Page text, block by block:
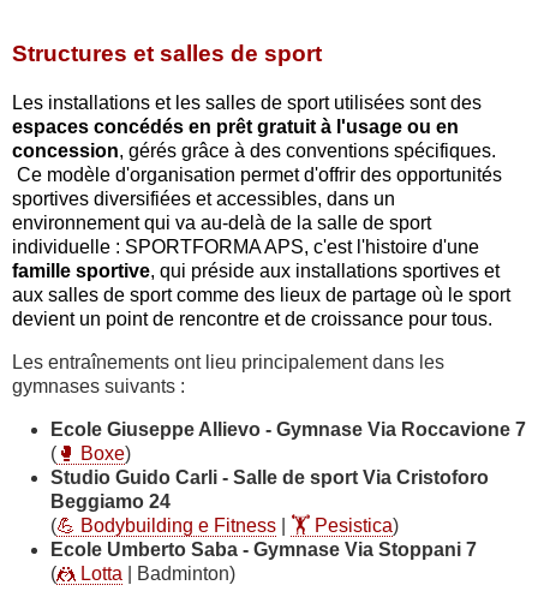
Structures et salles de sport
Les installations et les salles de sport utilisées sont des
espaces concédés en prêt gratuit à l'usage ou en
concession, gérés grâce à des conventions spécifiques.
Ce modèle d'organisation permet d'offrir des opportunités
sportives diversifiées et accessibles, dans un
environnement qui va au-delà de la salle de sport
individuelle : SPORTFORMA APS, c'est l'histoire d'une
famille sportive, qui préside aux installations sportives et
aux salles de sport comme des lieux de partage où le sport
devient un point de rencontre et de croissance pour tous.
Les entraînements ont lieu principalement dans les
gymnases suivants :
Ecole Giuseppe Allievo - Gymnase Via Roccavione 7
( 🥊 Boxe)
Studio Guido Carli - Salle de sport Via Cristoforo
Beggiamo 24
(💪 Bodybuilding e Fitness 🏋️ Pesistica)
Ecole Umberto Saba - Gymnase Via Stoppani 7
(🤼 Lotta | Badminton)